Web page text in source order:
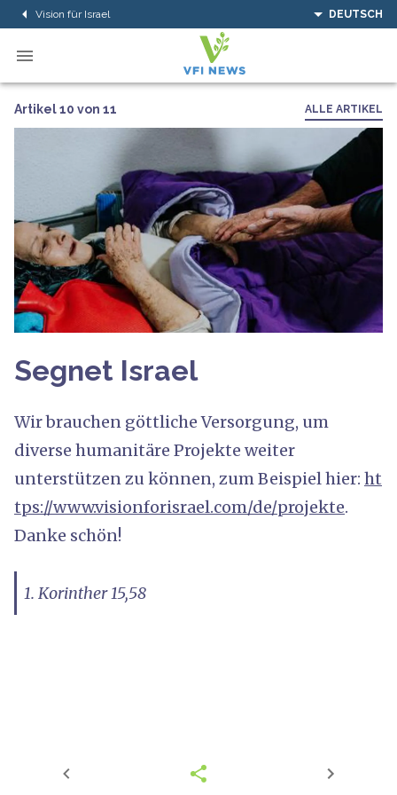
Vision für Israel DEUTSCH
Artikel 10 von 11 ALLE ARTIKEL
Segnet Israel
Wir brauchen göttliche Versorgung, um
diverse humanitäre Projekte weiter
unterstützen zu können, zum Beispiel hier: ht
tps://www.visionforisrael.com/de/projekte.
Danke schön!
1. Korinther 15,58